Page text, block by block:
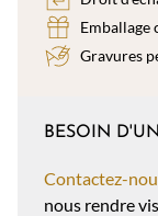
Emballage
Gravures
BESOIN
Contactez-
nous rendre